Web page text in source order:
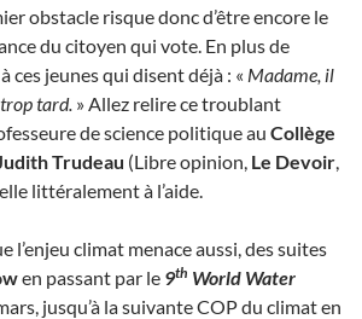
obstacle risque donc d’être encore le
du citoyen qui vote. En plus de
ces jeunes qui disent déjà : « Madame, il
tard. » Allez relire ce troublant
de science politique au Collège
Trudeau (Libre opinion, Le Devoir,
littéralement à l’aide.
l’enjeu climat menace aussi, des suites
en passant par le 9th World Water
jusqu’à la suivante COP du climat en